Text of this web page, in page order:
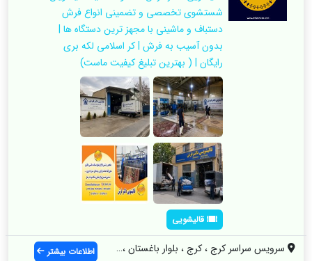
شستشوی تخصصی و تضمینی انواع فرش
دستباف و ماشینی با مجهز ترین دستگاه ها |
بدون آسیب به فرش | کر اسلامی لکه بری
رایگان | ( بهترین تبلیغ کیفیت ماست)
قالیشویی
سرویس سراسر کرج ، کرج ، بلوار باغستان ، ... اطلاعات بیشتر